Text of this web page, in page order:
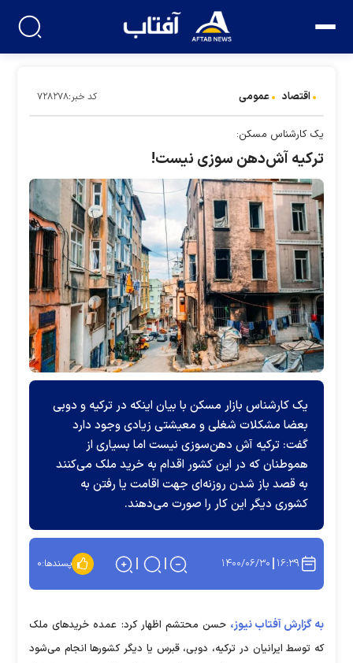
اقتصاد عمومی کد خبر:۷۲۸۲۷۸
یک کارشناس مسکن:
ترکیه آش‌دهن سوزی نیست!
یک کارشناس بازار مسکن با بیان اینکه در ترکیه و دوبی
بعضا مشکلات شغلی و معیشتی زیادی وجود دارد
گفت: ترکیه آش دهن‌سوزی نیست اما بسیاری از
هموطنان که در این کشور اقدام به خرید ملک می‌کنند
به قصد باز شدن روزنه‌ای جهت اقامت یا رفتن به
کشوری دیگر این کار را صورت می‌دهند.
۱۶:۳۹ ۱۴۰۰/۰۶/۳۰ پسندها:۰
به گزارش آفتاب نیوز، حسن محتشم اظهار کرد: عمده خریدهای ملک
که توسط ایرانیان در ترکیه، دوبی، قبرس یا دیگر کشورها انجام می‌شود